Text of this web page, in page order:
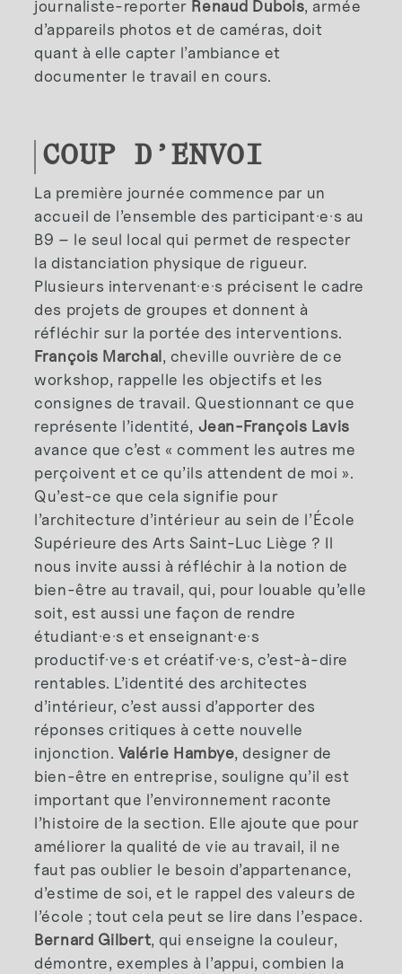
journaliste-reporter Renaud Dubois, armée
d’appareils photos et de caméras, doit
quant à elle capter l’ambiance et
documenter le travail en cours.
COUP D’ENVOI
La première journée commence par un
accueil de l’ensemble des participant·e·s au
B9 – le seul local qui permet de respecter
la distanciation physique de rigueur.
Plusieurs intervenant·e·s précisent le cadre
des projets de groupes et donnent à
réfléchir sur la portée des interventions.
François Marchal, cheville ouvrière de ce
workshop, rappelle les objectifs et les
consignes de travail. Questionnant ce que
représente l’identité, Jean-François Lavis
avance que c’est « comment les autres me
perçoivent et ce qu’ils attendent de moi ».
Qu’est-ce que cela signifie pour
l’architecture d’intérieur au sein de l’École
Supérieure des Arts Saint-Luc Liège ? Il
nous invite aussi à réfléchir à la notion de
bien-être au travail, qui, pour louable qu’elle
soit, est aussi une façon de rendre
étudiant·e·s et enseignant·e·s
productif·ve·s et créatif·ve·s, c’est-à-dire
rentables. L’identité des architectes
d’intérieur, c’est aussi d’apporter des
réponses critiques à cette nouvelle
injonction. Valérie Hambye, designer de
bien-être en entreprise, souligne qu’il est
important que l’environnement raconte
l’histoire de la section. Elle ajoute que pour
améliorer la qualité de vie au travail, il ne
faut pas oublier le besoin d’appartenance,
d’estime de soi, et le rappel des valeurs de
l’école ; tout cela peut se lire dans l’espace.
Bernard Gilbert, qui enseigne la couleur,
démontre, exemples à l’appui, combien la